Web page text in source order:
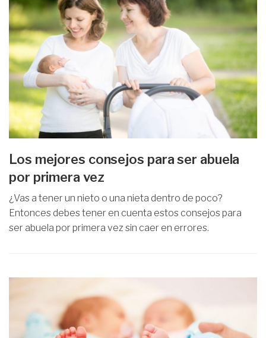
Los mejores consejos para ser abuela
por primera vez
¿Vas a tener un nieto o una nieta dentro de poco?
Entonces debes tener en cuenta estos consejos para
ser abuela por primera vez sin caer en errores.